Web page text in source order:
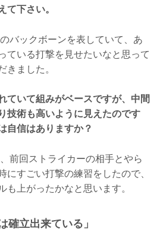
て下さい。
バックボーンを表していて、あ
ている打撃を見せたいなと思って
きました。
ていて組みがベースですが、中間
技術も高いように見えたのです
自信はありますか？
前回ストライカーの相手とやら
にすごい打撃の練習をしたので、
も上がったかなと思います。
確立出来ている」